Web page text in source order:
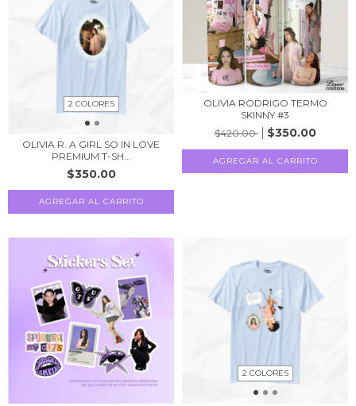
2 COLORES
OLIVIA R. A GIRL SO IN LOVE
PREMIUM T-SH...
$350.00
AGREGAR AL CARRITO
OLIVIA RODRIGO TERMO
SKINNY #3
$420.00
$350.00
AGREGAR AL CARRITO
2 COLORES